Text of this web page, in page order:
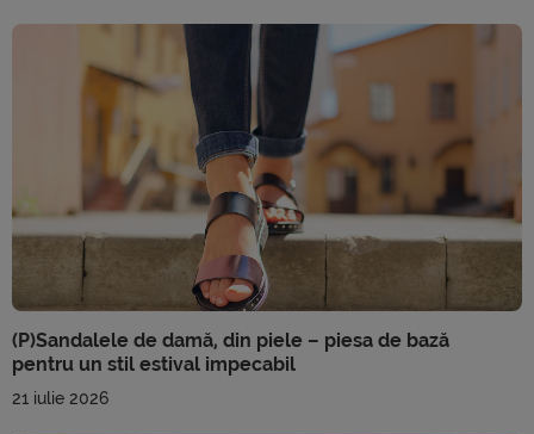
(P)Sandalele de damă, din piele – piesa de bază
pentru un stil estival impecabil
21 iulie 2026